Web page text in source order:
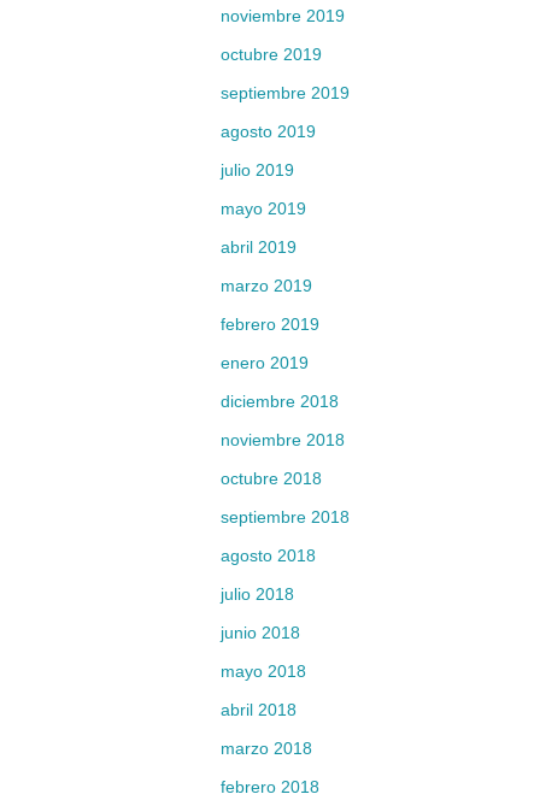
noviembre 2019
octubre 2019
septiembre 2019
agosto 2019
julio 2019
mayo 2019
abril 2019
marzo 2019
febrero 2019
enero 2019
diciembre 2018
noviembre 2018
octubre 2018
septiembre 2018
agosto 2018
julio 2018
junio 2018
mayo 2018
abril 2018
marzo 2018
febrero 2018